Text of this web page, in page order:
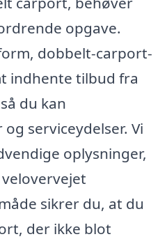
opgave.
dobbelt-carport-
indhente tilbud fra
du kan
serviceydelser. Vi
oplysninger,
sikrer du, at du
der ikke blot